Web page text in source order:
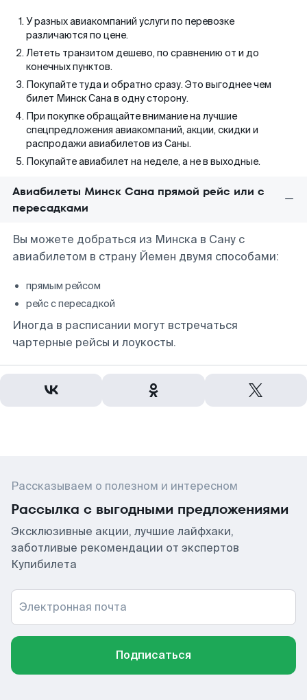
У разных авиакомпаний услуги по перевозке
различаются по цене.
Лететь транзитом дешево, по сравнению от и до
конечных пунктов.
Покупайте туда и обратно сразу. Это выгоднее чем
билет Минск Сана в одну сторону.
При покупке обращайте внимание на лучшие
спецпредложения авиакомпаний, акции, скидки и
распродажи авиабилетов из Саны.
Покупайте авиабилет на неделе, а не в выходные.
Авиабилеты Минск Сана прямой рейс или с
пересадками
Вы можете добраться из Минска в Сану с
авиабилетом в страну Йемен двумя способами:
прямым рейсом
рейс с пересадкой
Иногда в расписании могут встречаться
чартерные рейсы и лоукосты.
Рассказываем о полезном и интересном
Рассылка с выгодными предложениями
Эксклюзивные акции, лучшие лайфхаки,
заботливые рекомендации от экспертов
Купибилета
Электронная почта
Подписаться